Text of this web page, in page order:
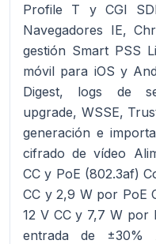
Profile T y CGI
Navegadores IE,
gestión Smart PSS
móvil para iOS y
Digest, logs de
upgrade, WSSE,
generación e
cifrado de vídeo
CC y PoE (802.3af)
CC y 2,9 W por PoE
12 V CC y 7,7 W por
entrada de ±30%